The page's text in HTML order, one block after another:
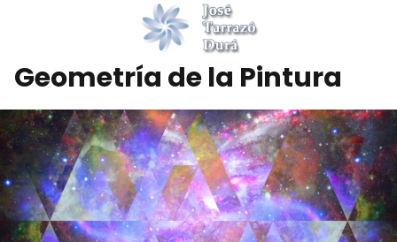
Geometría de la Pintura